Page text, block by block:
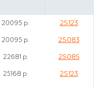
20095 р. 2S123
20095 р. 2S083
22681 р. 2S085
25168 р. 2S123